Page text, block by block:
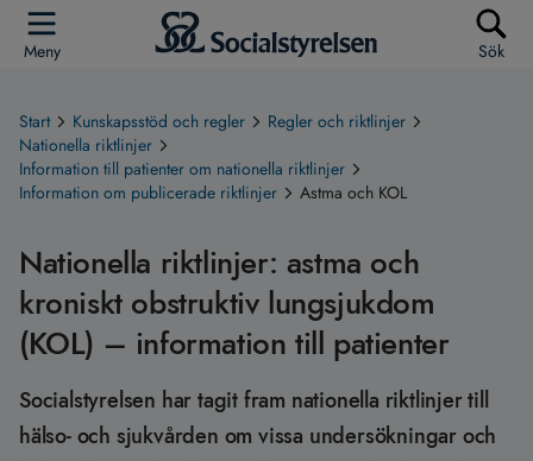
Meny Sök
Start Kunskapsstöd och regler
Regler och riktlinjer
Nationella riktlinjer
Information till patienter om nationella riktlinjer
Information om publicerade riktlinjer
Astma och KOL
Nationella riktlinjer: astma och
kroniskt obstruktiv lungsjukdom
(KOL) – information till patienter
Socialstyrelsen har tagit fram nationella riktlinjer till
hälso- och sjukvården om vissa undersökningar och